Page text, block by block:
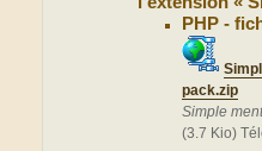
PHP -
pack.zip
Simple
(3.7 Kio)